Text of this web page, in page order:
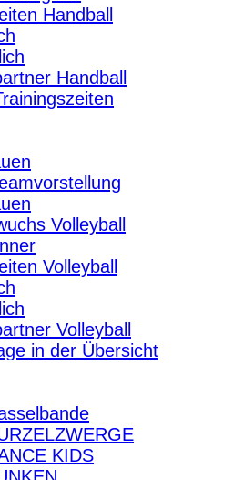
Handball
Handball
Volleyball
Volleyball
Volleyball
in der Übersicht
KIDS